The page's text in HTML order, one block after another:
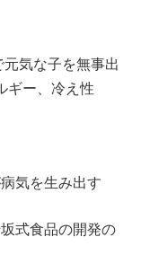
気な子を無事出
ギー、冷え性
気を生み出す
式食品の開発の